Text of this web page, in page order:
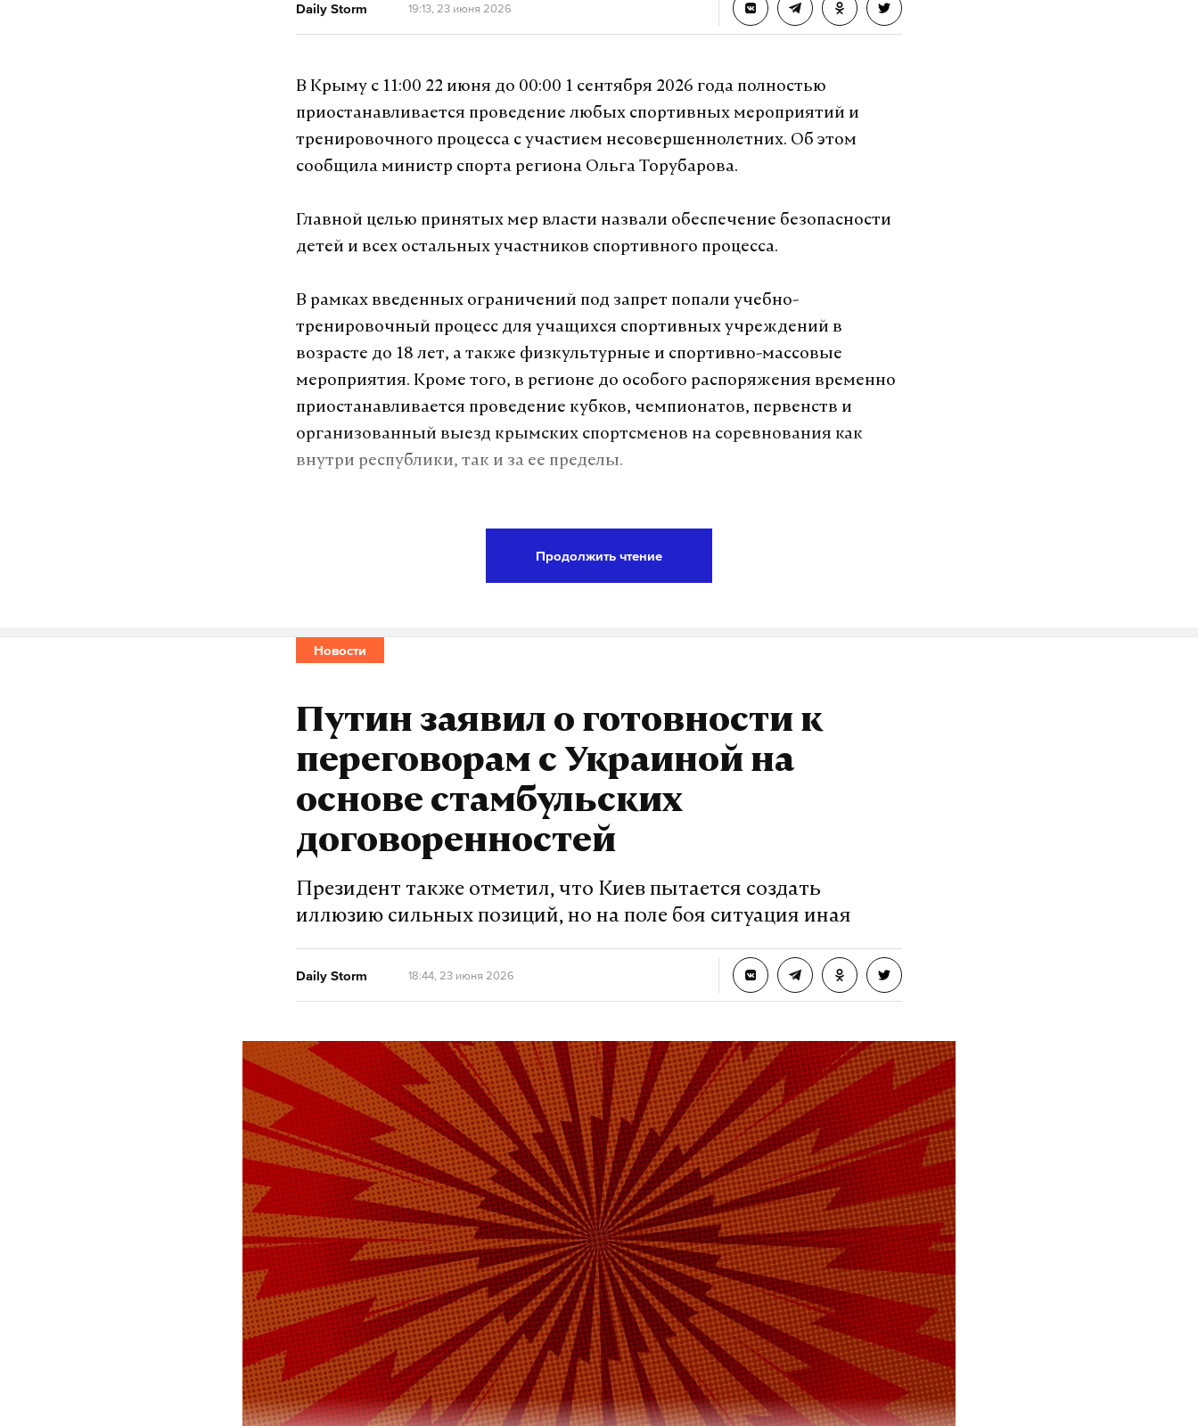
Daily Storm 19:13, 23 июня 2026
В Крыму с 11:00 22 июня до 00:00 1 сентября 2026 года полностью
приостанавливается проведение любых спортивных мероприятий и
тренировочного процесса с участием несовершеннолетних. Об этом
сообщила министр спорта региона Ольга Торубарова.
Главной целью принятых мер власти назвали обеспечение безопасности
детей и всех остальных участников спортивного процесса.
В рамках введенных ограничений под запрет попали учебно-
тренировочный процесс для учащихся спортивных учреждений в
возрасте до 18 лет, а также физкультурные и спортивно-массовые
мероприятия. Кроме того, в регионе до особого распоряжения временно
приостанавливается проведение кубков, чемпионатов, первенств и
организованный выезд крымских спортсменов на соревнования как
внутри республики, так и за ее пределы.
территории республики приостановлены бронирование, прием и
А еще мы есть вTelegram,ДзениVK.
Макс Telegram Дзен
#крым #дети #спортсмены # ограничения
Продолжить чтение
Новости
Путин заявил о готовности к
переговорам с Украиной на
основе стамбульских
договоренностей
Президент также отметил, что Киев пытается создать
иллюзию сильных позиций, но на поле боя ситуация иная
Daily Storm 18:44, 23 июня 2026